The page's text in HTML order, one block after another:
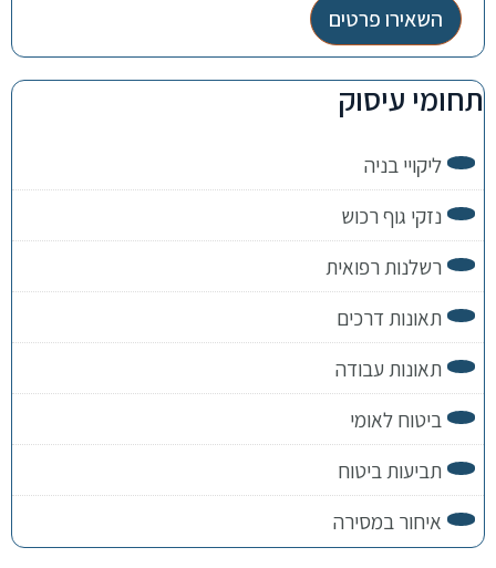
השאירו פרטים
תחומי עיסוק
ליקויי בניה
נזקי גוף רכוש
רשלנות רפואית
תאונות דרכים
תאונות עבודה
ביטוח לאומי
תביעות ביטוח
איחור במסירה